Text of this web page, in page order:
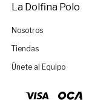
La Dolfina Polo
Nosotros
Tiendas
Únete al Equipo